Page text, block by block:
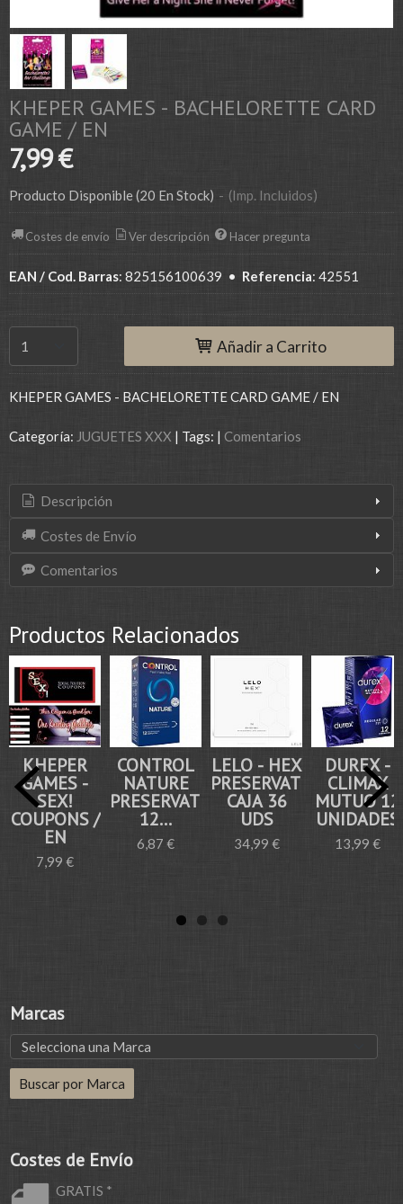
Marcas
Costes de Envío
GRATIS *
KHEPER GAMES - BACHELORETTE CARD
GAME / EN
7,99 €
Producto Disponible(20 En Stock) - (Imp. Incluidos)
Costes de envío Ver descripción Hacer pregunta
EAN / Cod. Barras: 825156100639 • Referencia: 42551
Añadir a Carrito
KHEPER GAMES - BACHELORETTE CARD GAME / EN
Categoría: JUGUETES XXX | Tags: | Comentarios
Descripción
Costes de Envío
Comentarios
Productos Relacionados
KHEPER
GAMES -
SEX!
COUPONS /
EN
7,99 €
CONTROL
NATURE
PRESERVATIVOS
12...
6,87 €
LELO - HEX
PRESERVATIVO
CAJA 36
UDS
34,99 €
DUREX -
CLIMAX
MUTUO 12
UNIDADES
13,99 €